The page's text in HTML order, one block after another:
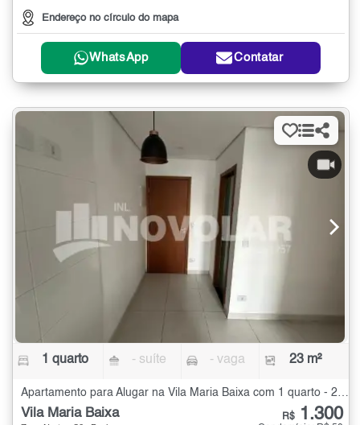
Endereço no círculo do mapa
WhatsApp Contatar
1 quarto - suíte - vaga 23 m²
Vila Maria Baixa R$ 1.300